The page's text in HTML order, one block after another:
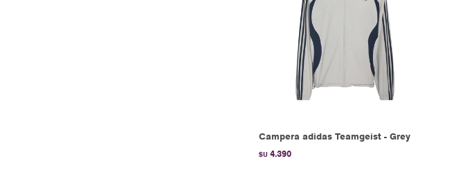
Campera adidas Teamgeist - Grey
$U 4.390